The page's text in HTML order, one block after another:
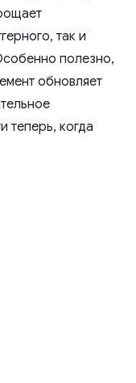
так и
полезно,
обновляет
теперь, когда